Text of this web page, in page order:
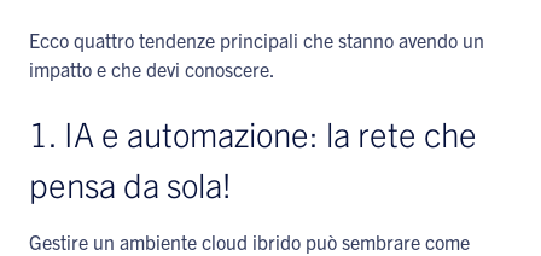
Ecco quattro tendenze principali che stanno avendo un
impatto e che devi conoscere.
1. IA e automazione: la rete che
pensa da sola!
Gestire un ambiente cloud ibrido può sembrare come